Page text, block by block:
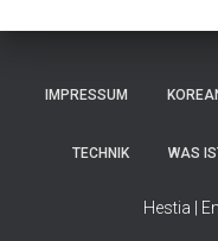
IMPRESSUM
TECHNIK WAS
Hestia |